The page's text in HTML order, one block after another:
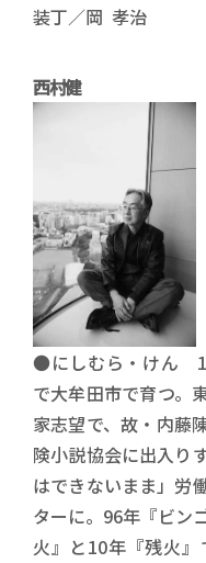
装丁／岡 孝治
西村健
●にしむら・けん
で大牟田市で育つ。
家志望で、故・内藤
険小説協会に出入り
はできないまま」労
ターに。96年『ビン
火』と10年『残火